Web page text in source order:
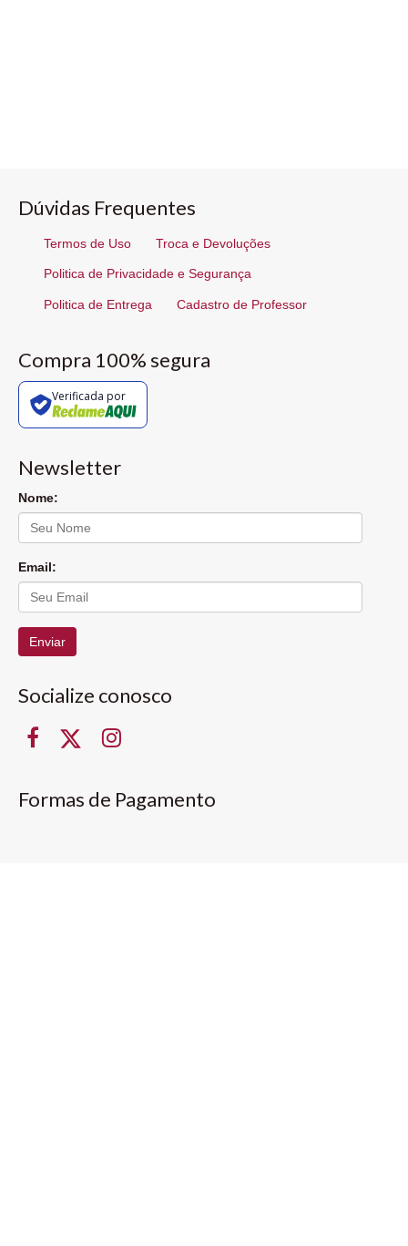
Dúvidas Frequentes
Termos de Uso Troca e Devoluções
Politica de Privacidade e Segurança
Politica de Entrega Cadastro de Professor
Compra 100% segura
Verificada por
Newsletter
Nome:
Email:
Enviar
Socialize conosco
Formas de Pagamento